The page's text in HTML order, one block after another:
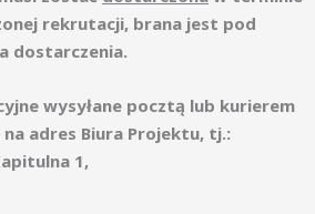
rekrutacji, brana jest pod
dostarczenia.
wysyłane pocztą lub kurierem
na adres Biura Projektu, tj.:
1,